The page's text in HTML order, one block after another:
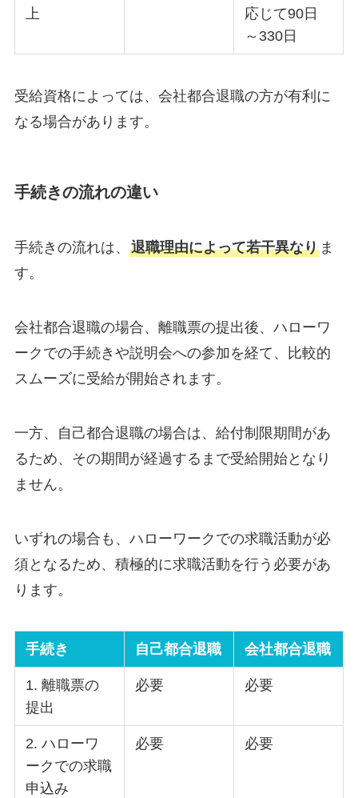
上
応じて90日
～330日
受給資格によっては、会社都合退職の方が有利に
なる場合があります。
手続きの流れの違い
手続きの流れは、 退職理由によって若干異なりま
す。
会社都合退職の場合、離職票の提出後、ハローワ
ークでの手続きや説明会への参加を経て、比較的
スムーズに受給が開始されます。
一方、自己都合退職の場合は、給付制限期間があ
るため、その期間が経過するまで受給開始となり
ません。
いずれの場合も、ハローワークでの求職活動が必
須となるため、積極的に求職活動を行う必要があ
ります。
手続き 自己都合退職 会社都合退職
1. 離職票の
提出
必要 必要
2. ハローワ
ークでの求職
申込み
必要 必要